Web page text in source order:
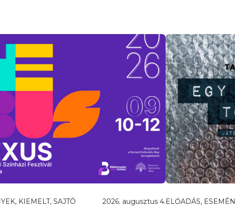
KIEMELT, SAJTÓ 2026. augusztus 4.ELŐADÁS,